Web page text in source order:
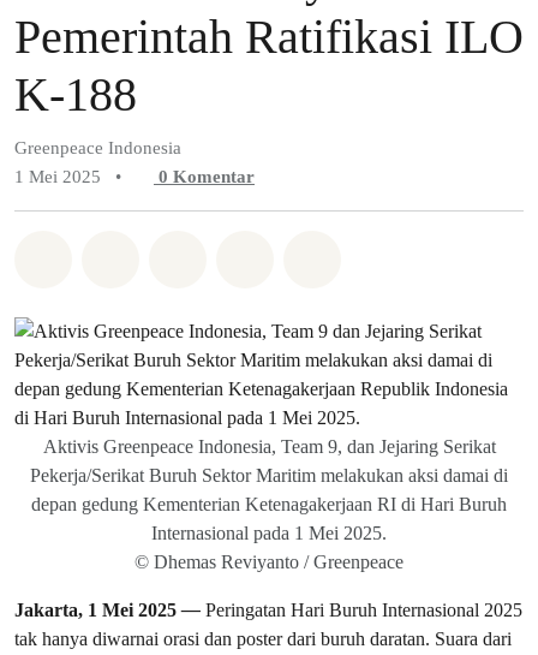
Pemerintah Ratifikasi ILO
K-188
Greenpeace Indonesia
1 Mei 2025
• 0 Komentar
Aktivis Greenpeace Indonesia, Team 9, dan Jejaring Serikat
Pekerja/Serikat Buruh Sektor Maritim melakukan aksi damai di
depan gedung Kementerian Ketenagakerjaan RI di Hari Buruh
Internasional pada 1 Mei 2025.
© Dhemas Reviyanto / Greenpeace
Jakarta, 1 Mei 2025— Peringatan Hari Buruh Internasional 2025
tak hanya diwarnai orasi dan poster dari buruh daratan. Suara dari